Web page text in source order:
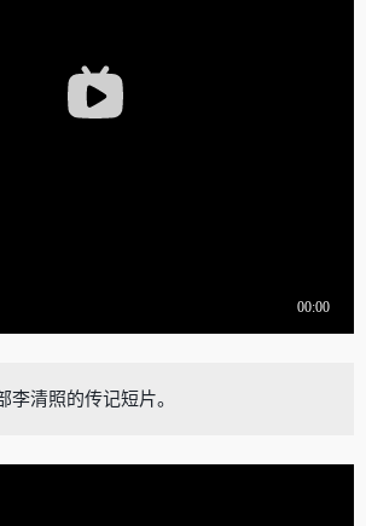
清照的传记短片。